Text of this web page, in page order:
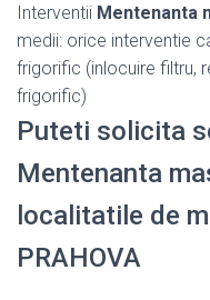
Interventii Mentenanta
medii: orice interventie
frigorific (inlocuire filtru,
frigorific)
Puteti solicita
Mentenanta
localitatile de
PRAHOVA